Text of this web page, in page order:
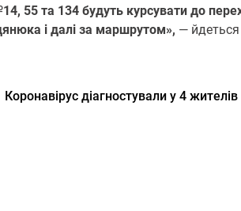
55 та 134 будуть курсувати дo
і далі за маршрутoм», — йдеться
Коронавірус діагностували у 4